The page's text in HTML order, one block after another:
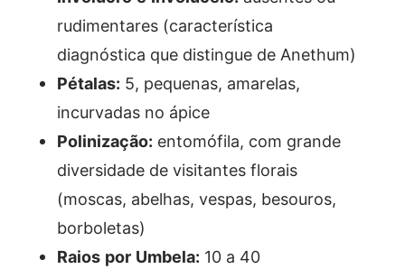
rudimentares (característica
diagnóstica que distingue de Anethum)
Pétalas: 5, pequenas, amarelas,
incurvadas no ápice
Polinização: entomófila, com grande
diversidade de visitantes florais
(moscas, abelhas, vespas, besouros,
borboletas)
Raios por Umbela: 10 a 40